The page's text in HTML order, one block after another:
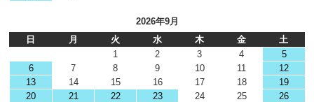
2026年9月
日
月 火 水 木 金
土
1
2 3 4
5
6
7 8 9 10 11
12
13
14 15 16 17 18
19
20
21 22 23 24 25
26